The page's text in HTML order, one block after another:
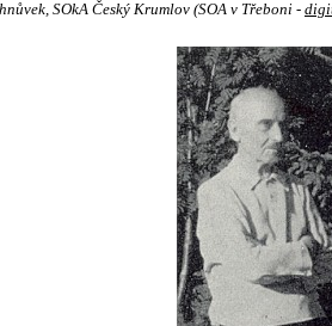
SOkA Český Krumlov (SOA v Třeboni -